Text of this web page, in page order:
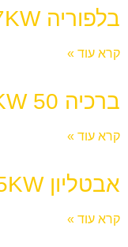
בלפוריה 57KW
קרא עוד »
ברכיה KW 50
קרא עוד »
אבטליון 15KW
קרא עוד »